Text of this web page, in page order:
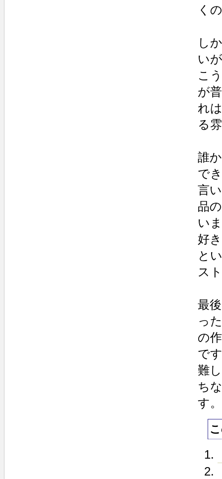
く
し
い
こ
が
れ
る
誰
で
言
品
い
好
と
ス
最
っ
の
で
難
ち
す。